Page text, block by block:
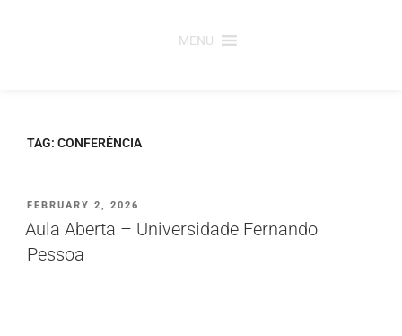
MENU
TAG: CONFERÊNCIA
PUBLICADO
EM
FEBRUARY 2, 2026
Aula Aberta – Universidade Fernando
Pessoa